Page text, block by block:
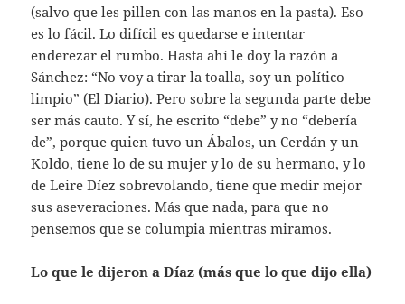
(salvo que les pillen con las manos en la pasta). Eso
es lo fácil. Lo difícil es quedarse e intentar
enderezar el rumbo. Hasta ahí le doy la razón a
Sánchez: “No voy a tirar la toalla, soy un político
limpio” (El Diario). Pero sobre la segunda parte debe
ser más cauto. Y sí, he escrito “debe” y no “debería
de”, porque quien tuvo un Ábalos, un Cerdán y un
Koldo, tiene lo de su mujer y lo de su hermano, y lo
de Leire Díez sobrevolando, tiene que medir mejor
sus aseveraciones. Más que nada, para que no
pensemos que se columpia mientras miramos.
Lo que le dijeron a Díaz (más que lo que dijo ella)